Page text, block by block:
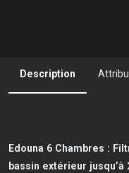
Description
Edouna 6 Chambres :
bassin extérieur jusqu’à